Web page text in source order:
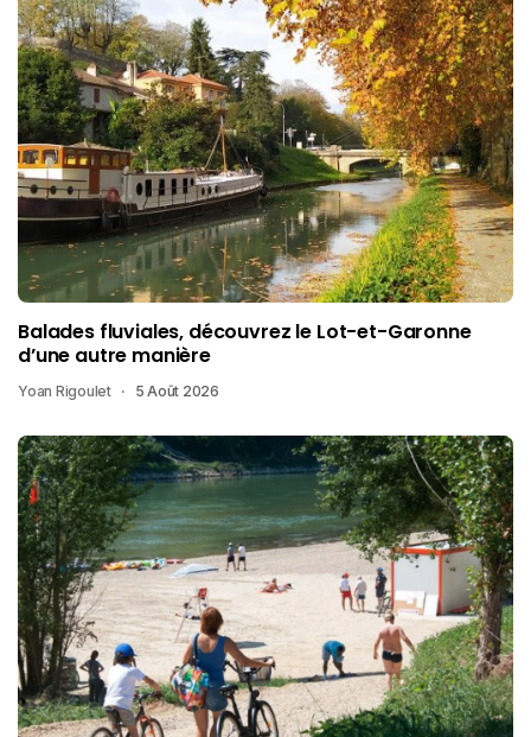
Balades fluviales, découvrez le Lot-et-Garonne
d’une autre manière
Yoan Rigoulet 5 Août 2026